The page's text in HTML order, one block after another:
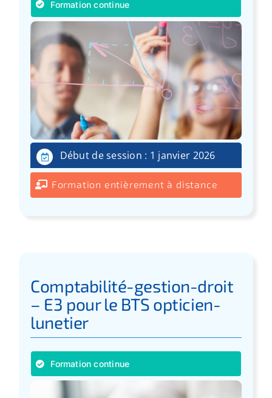
Formation continue
Début de session : 1 janvier 2026
Formation entièrement à distance
Comptabilité-gestion-droit
– E3 pour le BTS opticien-
lunetier
Formation continue